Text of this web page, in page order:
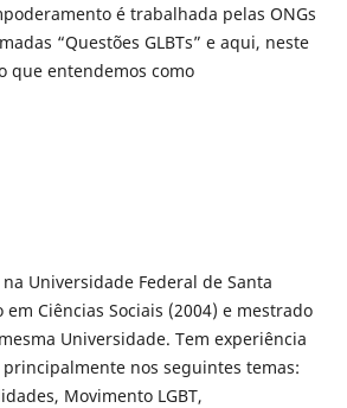
é trabalhada pelas ONGs
“Questões GLBTs” e aqui, neste
que entendemos como
Universidade Federal de Santa
Ciências Sociais (2004) e mestrado
Universidade. Tem experiência
nos seguintes temas:
Movimento LGBT,